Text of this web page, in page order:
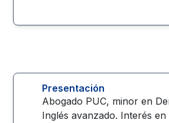
Presentación
Abogado PUC, minor en
Inglés avanzado. Interés en